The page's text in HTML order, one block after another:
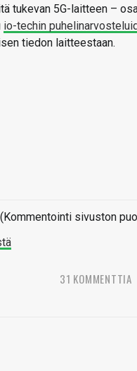
tukevan 5G-laitteen –
io-techin
tiedon laitteestaan.
(Kommentointi sivuston
31 KOMMENTTIA